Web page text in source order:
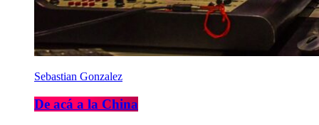
Sebastian Gonzalez
De acá a la China